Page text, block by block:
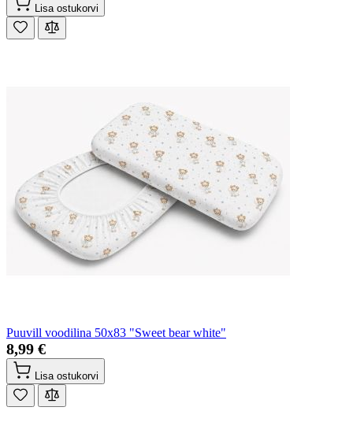
Lisa ostukorvi
Puuvill voodilina 50x83 "Sweet bear white"
8,99 €
Lisa ostukorvi